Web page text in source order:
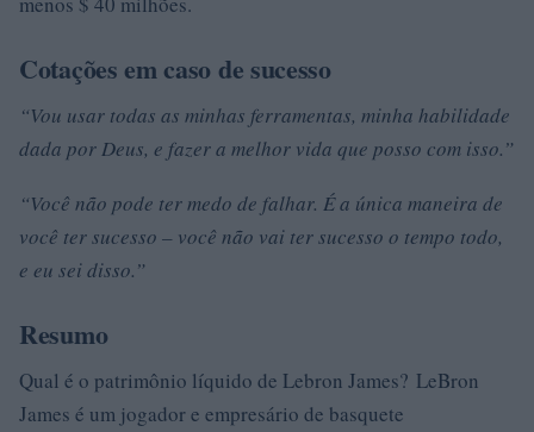
Cotações em caso de sucesso
“Vou usar todas as minhas ferramentas, minha habilidade
dada por Deus, e fazer a melhor vida que posso com isso.”
“Você não pode ter medo de falhar. É a única maneira de
você ter sucesso – você não vai ter sucesso o tempo todo,
e eu sei disso.”
Resumo
Qual é o patrimônio líquido de Lebron James? LeBron
James é um jogador e empresário de basquete